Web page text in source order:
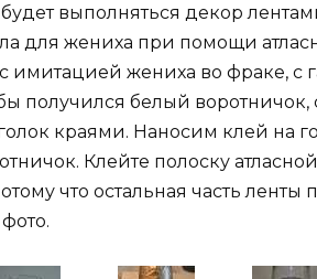
выполняться декор
для жениха при помощи
имитацией жениха во фраке, с
получился белый воротничок,
краями. Наносим клей на
Клейте полоску
что остальная часть ленты